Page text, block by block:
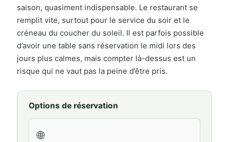
saison, quasiment indispensable. Le restaurant se
remplit vite, surtout pour le service du soir et le
créneau du coucher du soleil. Il est parfois possible
d’avoir une table sans réservation le midi lors des
jours plus calmes, mais compter là-dessus est un
risque qui ne vaut pas la peine d’être pris.
Options de réservation
🌐